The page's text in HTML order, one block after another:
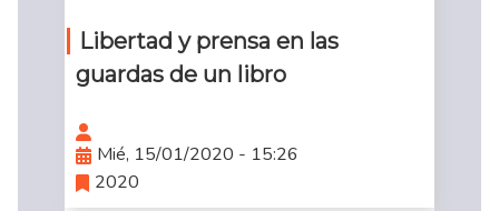
Libertad y prensa en las
guardas de un libro
Mié, 15/01/2020 - 15:26
2020